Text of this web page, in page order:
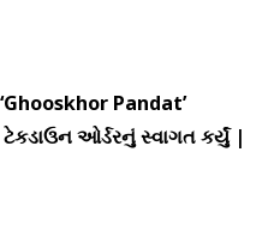
‘Ghooskhor Pandat’
ઓર્ડરનું સ્વાગત કર્યું |